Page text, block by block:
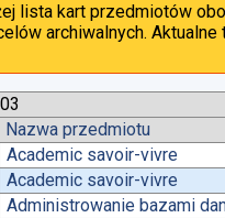
lista kart przedmiotów
archiwalnych.
Nazwa przedmiotu
Academic savoir-vivre
Academic savoir-vivre
Administrowanie bazami